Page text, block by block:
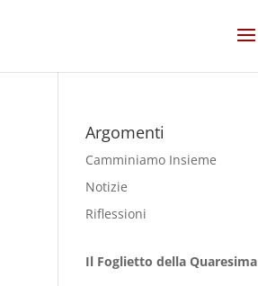
Argomenti
Camminiamo Insieme
Notizie
Riflessioni
Il Foglietto della Quaresima